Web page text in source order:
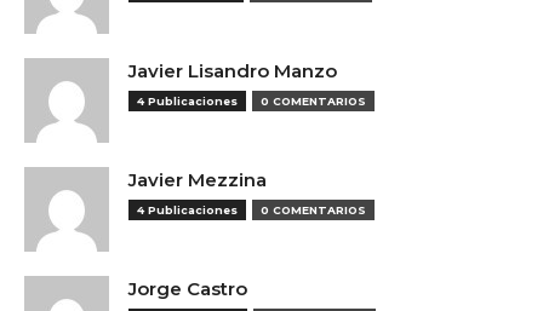
Javier Lisandro Manzo
4 Publicaciones 0 COMENTARIOS
Javier Mezzina
4 Publicaciones 0 COMENTARIOS
Jorge Castro